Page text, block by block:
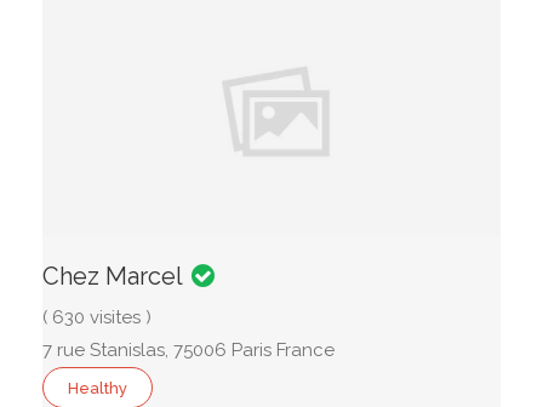
Chez Marcel
( 630 visites )
7 rue Stanislas, 75006 Paris France
Healthy